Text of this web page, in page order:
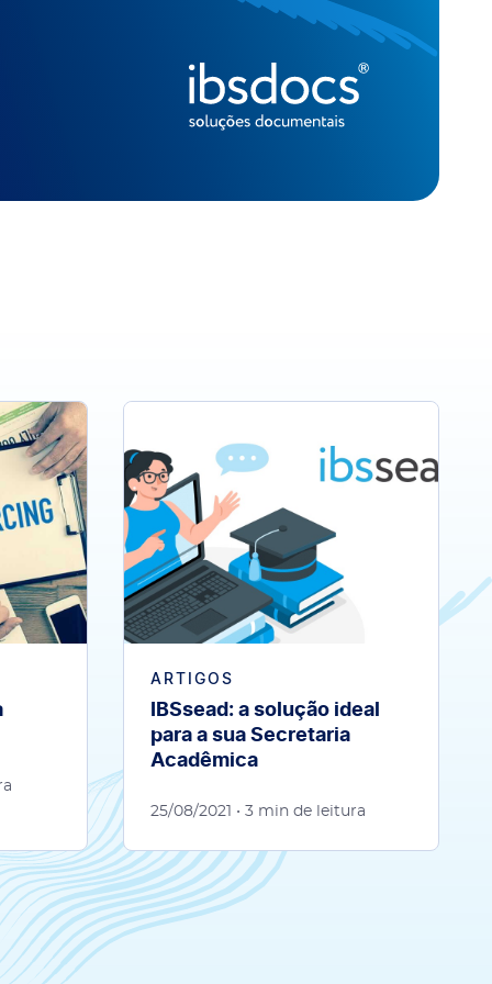
ARTIGOS
IBSsead: a solução ideal
para a sua Secretaria
Acadêmica
25/08/2021 • 3 min de leitura